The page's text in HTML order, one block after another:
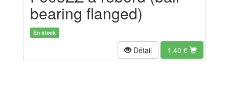
bearing flanged)
En stock
Détail 1.40 €